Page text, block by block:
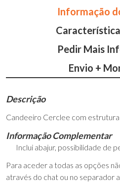
Informação
Pedir Mais
Envio +
Descrição
Candeeiro Cerclee com estrutura
Informação Complementar
Inclui abajur, possibilidade de
Para aceder a todas as opções
através do chat ou no separador